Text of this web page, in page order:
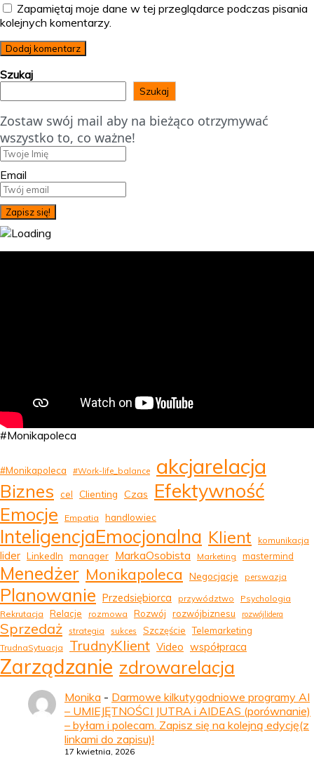
Zapamiętaj moje dane w tej przeglądarce podczas pisania
kolejnych komentarzy.
Szukaj
Szukaj
Zostaw swój mail aby na bieżąco otrzymywać
wszystko to, co ważne!
Email
#Monikapoleca
#Monikapoleca #Work-life_balance akcjarelacja
Biznes cel Clienting Czas Efektywność
Emocje Empatia handlowiec
InteligencjaEmocjonalna Klient komunikacja
lider LinkedIn manager MarkaOsobista Marketing mastermind
Menedżer Monikapoleca Negocjacje perswazja
Planowanie Przedsiębiorca przywództwo
Psychologia
Rekrutacja
Relacje rozmowa Rozwój rozwójbiznesu rozwójlidera
Sprzedaż strategia sukces Szczęście Telemarketing
TrudnaSytuacja TrudnyKlient Video współpraca
Zarządzanie zdrowarelacja
Monika - Darmowe kilkutygodniowe programy AI
– UMIEJĘTNOŚCI JUTRA i AIDEAS (porównanie)
– byłam i polecam. Zapisz się na kolejną edycję(z
linkami do zapisu)!
17 kwietnia, 2026